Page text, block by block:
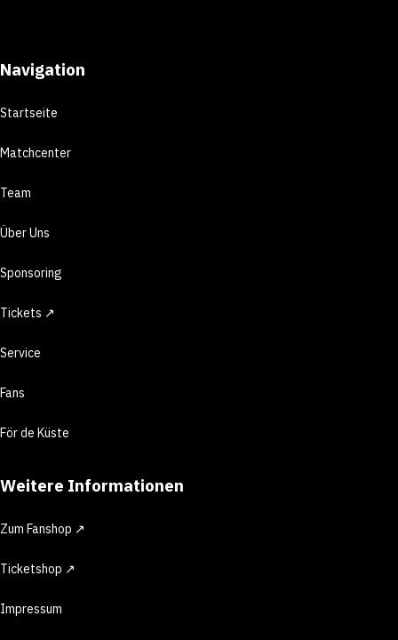
Navigation
Startseite
Matchcenter
Team
Über Uns
Sponsoring
Tickets ↗
Service
Fans
För de Küste
Weitere Informationen
Zum Fanshop ↗
Ticketshop ↗
Impressum